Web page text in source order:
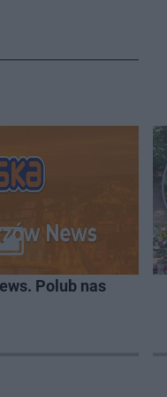
Polub nas